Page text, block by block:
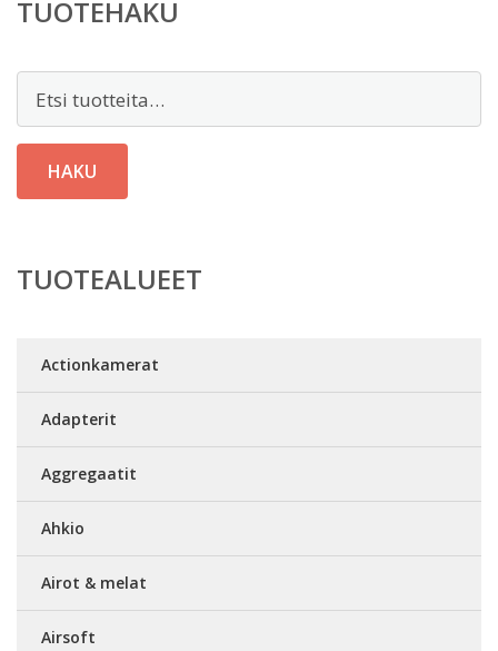
TUOTEHAKU
HAKU
TUOTEALUEET
Actionkamerat
Adapterit
Aggregaatit
Ahkio
Airot & melat
Airsoft